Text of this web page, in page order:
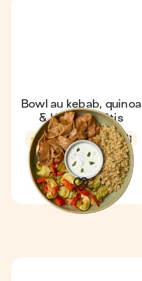
Bowl au kebab, quinoa
& légumes rôtis
4,6 50 min 1